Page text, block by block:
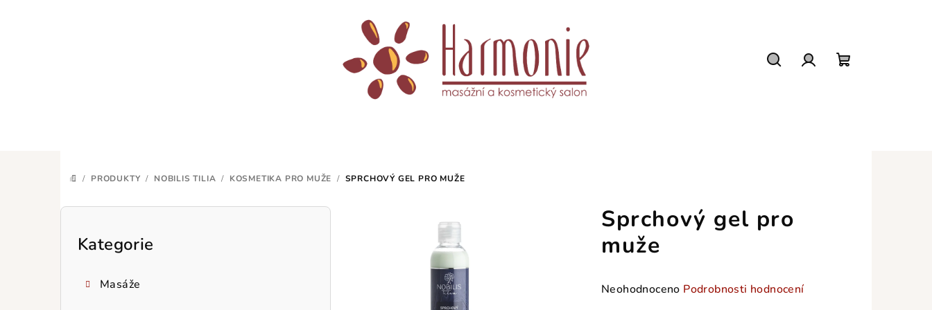
DOMŮ
/ PRODUKTY / NOBILIS TILIA / KOSMETIKA PRO MUŽE / SPRCHOVÝ GEL PRO MUŽE
P
Přeskočit
Kategorie
Masáže
Sprchový gel pro
muže
Průměrné
Neohodnoceno Podrobnosti hodnocení